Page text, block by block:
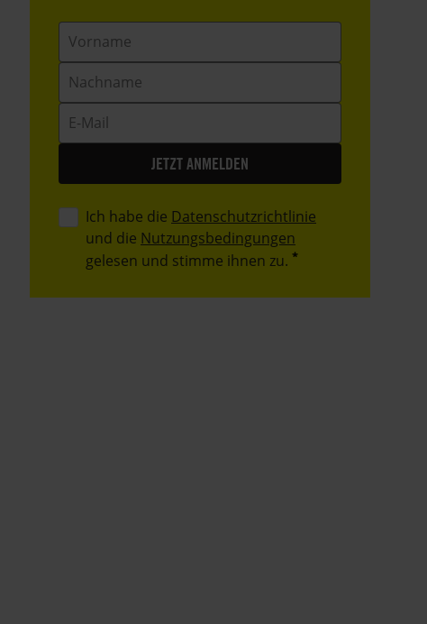
Vorname
Nachname
E-
Mail
Ich habe die Datenschutzrichtlinie
und die Nutzungsbedingungen
gelesen und stimme ihnen zu.